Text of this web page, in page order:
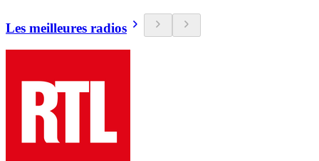
Les meilleures radios